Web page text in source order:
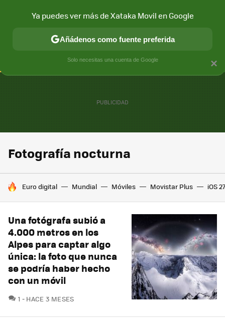
CONECTIVIDAD MÓVIL Y SOCIEDAD APLICACIONES
Fotografía nocturna
HOY SE HABLA DE
Euro digital Mundial Móviles Movistar Plus iOS 27
Una fotógrafa subió a
4.000 metros en los
Alpes para captar algo
única: la foto que nunca
se podría haber hecho
con un móvil
1 COMENTARIOS
HACE 3 MESES
×
Ya puedes ver más de Xataka Movil en Google
Añádenos como fuente preferida
Solo necesitas una cuenta de Google